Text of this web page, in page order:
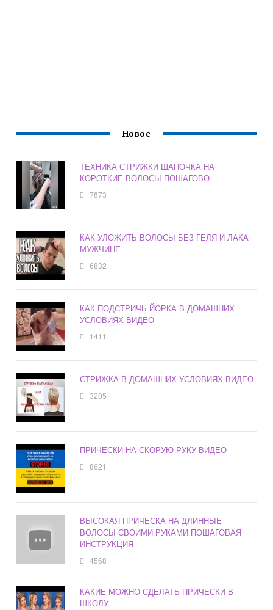
Новое
ТЕХНИКА СТРИЖКИ ШАПОЧКА НА
КОРОТКИЕ ВОЛОСЫ ПОШАГОВО
7873
КАК УЛОЖИТЬ ВОЛОСЫ БЕЗ ГЕЛЯ И ЛАКА
МУЖЧИНЕ
6832
КАК ПОДСТРИЧЬ ЙОРКА В ДОМАШНИХ
УСЛОВИЯХ ВИДЕО
1411
СТРИЖКА В ДОМАШНИХ УСЛОВИЯХ ВИДЕО
3205
ПРИЧЕСКИ НА СКОРУЮ РУКУ ВИДЕО
8621
ВЫСОКАЯ ПРИЧЕСКА НА ДЛИННЫЕ
ВОЛОСЫ СВОИМИ РУКАМИ ПОШАГОВАЯ
ИНСТРУКЦИЯ
4568
КАКИЕ МОЖНО СДЕЛАТЬ ПРИЧЕСКИ В
ШКОЛУ